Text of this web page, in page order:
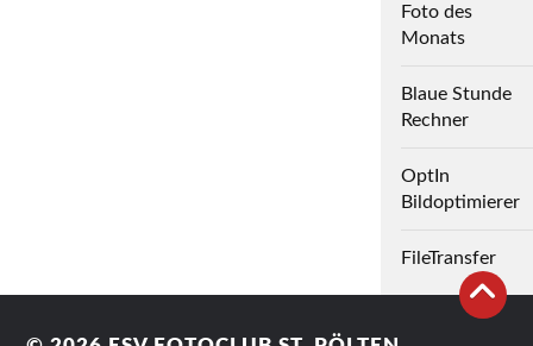
Foto des
Monats
Blaue Stunde
Rechner
OptIn
Bildoptimierer
FileTransfer